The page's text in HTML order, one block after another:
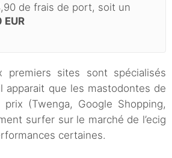
de frais de port, soit un
premiers sites sont spécialisés
apparait que les mastodontes de
(Twenga, Google Shopping,
surfer sur le marché de l’ecig
certaines.